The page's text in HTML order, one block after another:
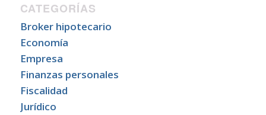
CATEGORÍAS
Broker hipotecario
Economía
Empresa
Finanzas personales
Fiscalidad
Jurídico